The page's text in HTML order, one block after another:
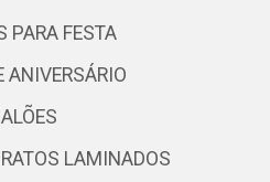
PARA FESTA
ANIVERSÁRIO
LAMINADOS